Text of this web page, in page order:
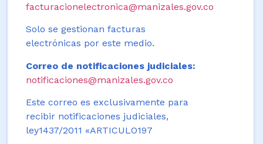
facturacionelectronica@manizales.gov.co
Solo se gestionan facturas
electrónicas por este medio.
Correo de notificaciones judiciales:
notificaciones@manizales.gov.co
Este correo es exclusivamente para
recibir notificaciones judiciales,
ley1437/2011 «ARTICULO197